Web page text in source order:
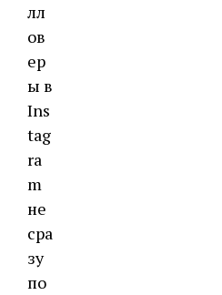
лл
ов
ер
ы в
Ins
tag
ra
m
не
сра
зу
по